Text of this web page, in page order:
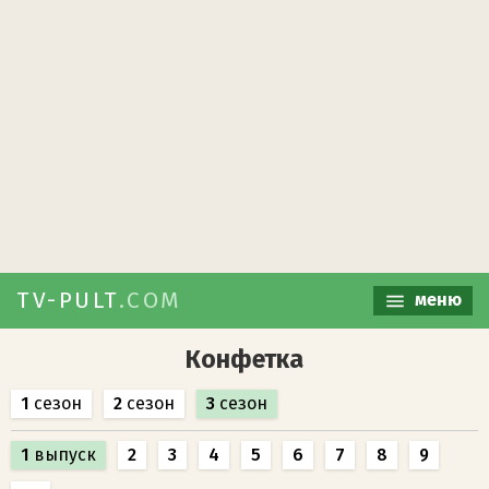
TV-PULT.COM меню
Конфетка
1 сезон 2 сезон 3 сезон
1 выпуск 2 3 4 5 6 7 8
9